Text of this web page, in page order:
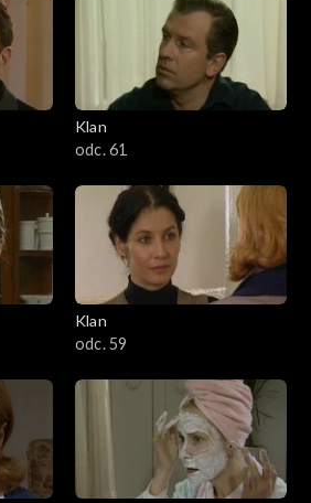
Klan
odc. 61
Klan
odc. 59